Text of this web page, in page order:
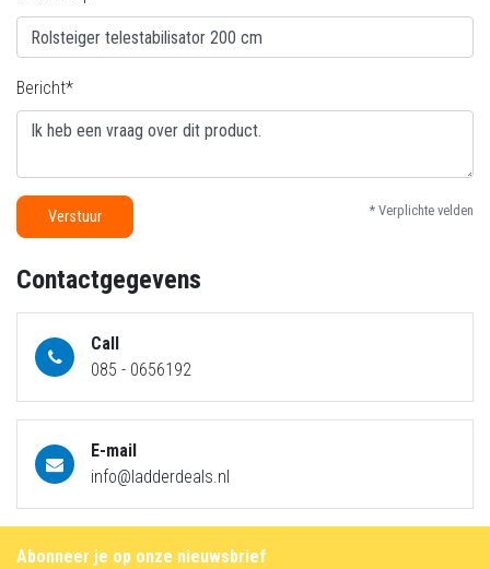
Bericht*
Verstuur * Verplichte velden
Contactgegevens
Call
085 - 0656192
E-mail
info@ladderdeals.nl
Abonneer je op onze nieuwsbrief